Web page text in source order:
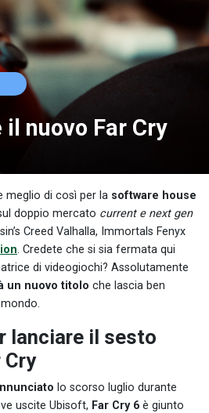
il nuovo Far Cry
meglio di così per la software house
doppio mercato current e next gen
Creed Valhalla, Immortals Fenyx
. Credete che si sia fermata qui
di videogiochi? Assolutamente
un nuovo titolo che lascia ben
lanciare il sesto
lo scorso luglio durante
uscite Ubisoft, Far Cry 6 è giunto